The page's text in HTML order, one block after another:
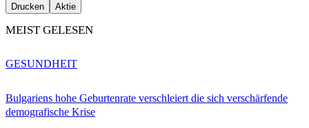
Drucken Aktie
MEIST GELESEN
Bulgariens hohe Geburtenrate verschleiert die sich verschärfende
demografische Krise
GESUNDHEIT